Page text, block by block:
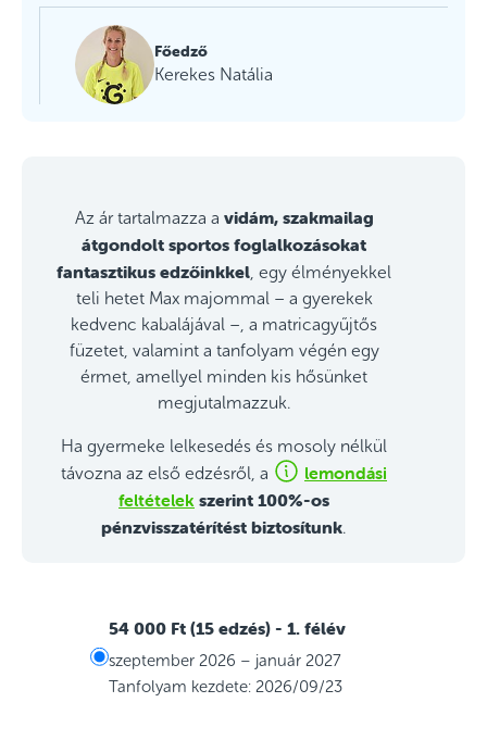
Főedző
Kerekes Natália
Az ár tartalmazza a vidám, szakmailag
átgondolt sportos foglalkozásokat
fantasztikus edzőinkkel , egy élményekkel
teli hetet Max majommal – a gyerekek
kedvenc kabalájával –, a matricagyűjtős
füzetet, valamint a tanfolyam végén egy
érmet, amellyel minden kis hősünket
megjutalmazzuk.
Ha gyermeke lelkesedés és mosoly nélkül
távozna az első edzésről, a
lemondási
feltételek szerint 100%-os
pénzvisszatérítést biztosítunk.
54 000 Ft (15 edzés) - 1. félév
szeptember 2026 – január 2027
Tanfolyam kezdete: 2026/09/23